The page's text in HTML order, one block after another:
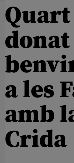
Quart
a les
amb
Crida